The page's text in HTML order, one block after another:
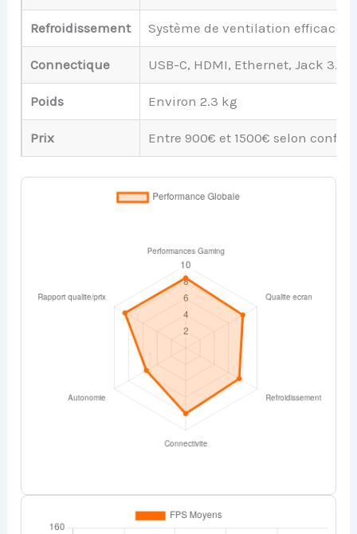
Refroidissement Système de ventilation efficace
Connectique USB-C, HDMI, Ethernet, Jack
Poids Environ 2.3 kg
Prix Entre 900€ et 1500€ selon
pour le gaming